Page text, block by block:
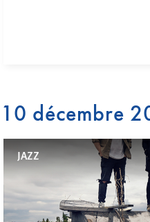
10 décembre
JAZZ